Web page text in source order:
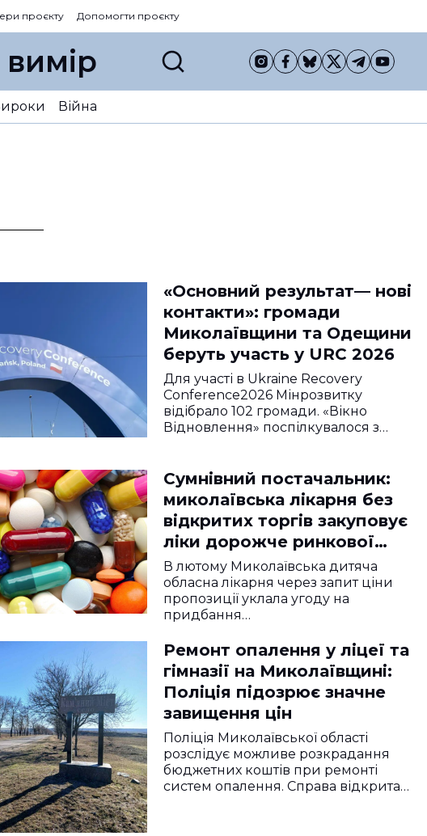
проєкту Допомогти проєкту
Війна
«Основний результат— нові
контакти»: громади
Миколаївщини та Одещини
беруть участь у URC 2026
Для участі в Ukraine Recovery
Conference2026 Мінрозвитку
відібрало 102 громади. «Вікно
Відновлення» поспілкувалося з…
Сумнівний постачальник:
миколаївська лікарня без
відкритих торгів закуповує
ліки дорожче ринкової
ціни
В лютому Миколаївська дитяча
обласна лікарня через запит ціни
пропозиції уклала угоду на
придбання…
Ремонт опалення у ліцеї та
гімназії на Миколаївщині:
Поліція підозрює значне
завищення цін
Поліція Миколаївської області
розслідує можливе розкрадання
бюджетних коштів при ремонті
систем опалення. Справа відкрита…